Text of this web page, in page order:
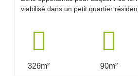
viabilisé dans un petit quartier
326m² 90m²